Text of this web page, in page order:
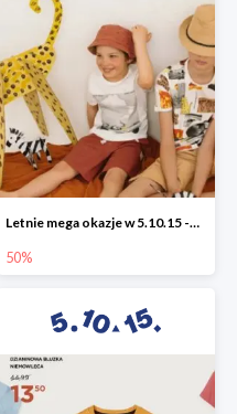
Letnie mega okazje w 5.10.15 -50%
50%